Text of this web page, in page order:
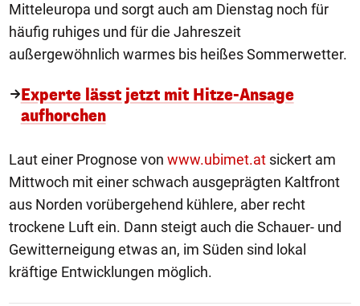
Mitteleuropa und sorgt auch am Dienstag noch für
häufig ruhiges und für die Jahreszeit
außergewöhnlich warmes bis heißes Sommerwetter.
Experte lässt jetzt mit Hitze-Ansage
aufhorchen
Laut einer Prognose von www.ubimet.at sickert am
Mittwoch mit einer schwach ausgeprägten Kaltfront
aus Norden vorübergehend kühlere, aber recht
trockene Luft ein. Dann steigt auch die Schauer- und
Gewitterneigung etwas an, im Süden sind lokal
kräftige Entwicklungen möglich.